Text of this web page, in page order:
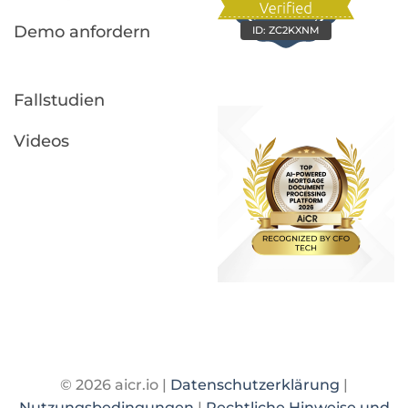
Demo anfordern
Fallstudien
Videos
ID: ZC2KXNM
© 2026 aicr.io | Datenschutzerklärung |